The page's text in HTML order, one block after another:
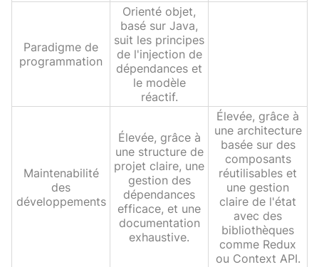
Paradigme de
programmation
Orienté objet,
basé sur Java,
suit les principes
de l'injection de
dépendances et
le modèle
réactif.
Maintenabilité
des
développements
Élevée, grâce à
une structure de
projet claire, une
gestion des
dépendances
efficace, et une
documentation
exhaustive.
Élevée, grâce à
une architecture
basée sur des
composants
réutilisables et
une gestion
claire de l'état
avec des
bibliothèques
comme Redux
ou Context API.